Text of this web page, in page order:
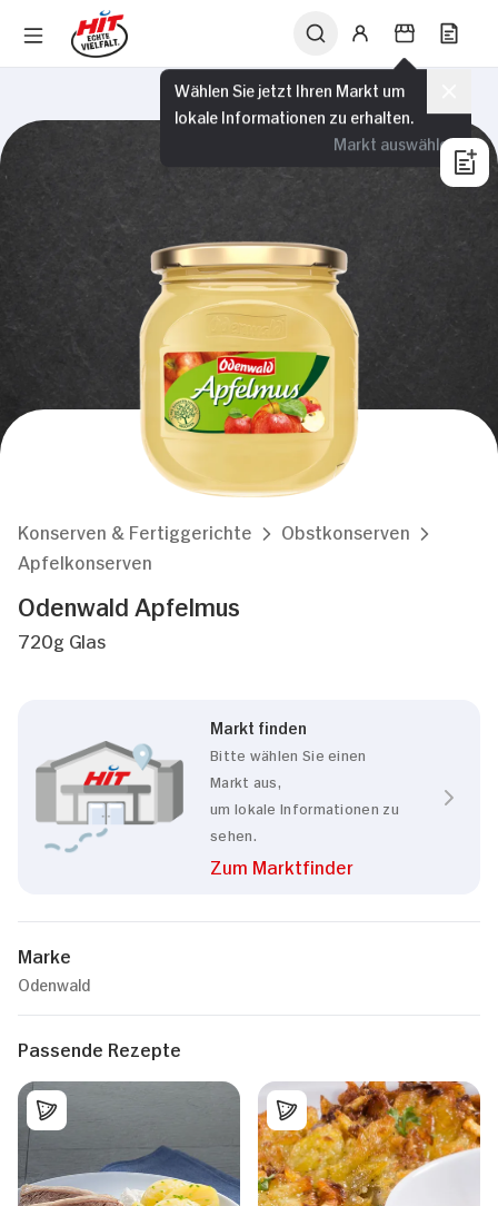
Wählen Sie jetzt Ihren Markt um
lokale Informationen zu erhalten.
Markt auswählen
Konserven & Fertiggerichte
Obstkonserven
Apfelkonserven
Odenwald Apfelmus
720g Glas
Markt finden
Bitte wählen Sie einen
Markt aus,
um lokale Informationen zu
sehen.
Zum Marktfinder
Marke
Odenwald
Passende Rezepte